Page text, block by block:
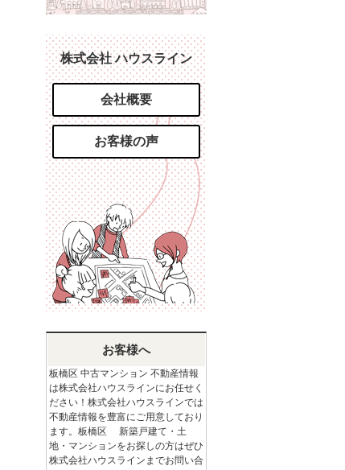
株式会社 ハウスライン
会社概要
お客様の声
お客様へ
板橋区 中古マンション 不動産情報
は株式会社ハウスラインにお任せく
ださい！株式会社ハウスラインでは
不動産情報を豊富にご用意しており
ます。板橋区 新築戸建て・土
地・マンションをお探しの方はぜひ
株式会社ハウスラインまでお問い合